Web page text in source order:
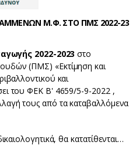
Μ.Φ. ΣΤΟ ΠΜΣ 2022-23
2022-2023 στο
(ΠΜΣ) «Εκτίμηση και
και
του ΦΕΚ Β' 4659/5-9-2022 ,
τους από τα καταβαλλόμενα
θα κατατίθενται…